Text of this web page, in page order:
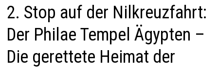
2. Stop auf der Nilkreuzfahrt:
Der Philae Tempel Ägypten –
Die gerettete Heimat der